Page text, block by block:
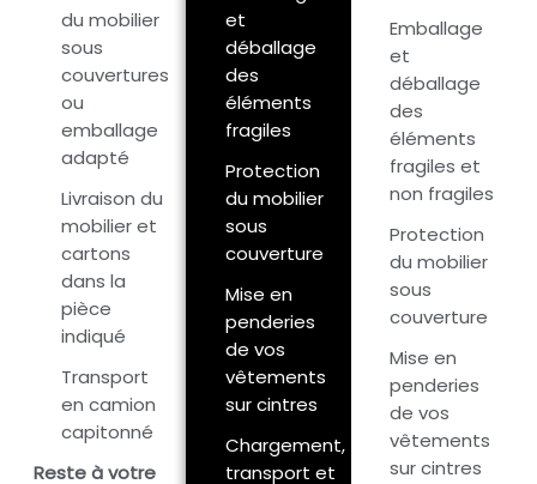
du mobilier
sous
couvertures
ou
emballage
adapté
Livraison du
mobilier et
cartons
dans la
pièce
indiqué
Transport
en camion
capitonné
Reste à votre
et
déballage
des
éléments
fragiles
Protection
du mobilier
sous
couverture
Mise en
penderies
de vos
vêtements
sur cintres
Chargement,
transport et
Emballage
et
déballage
des
éléments
fragiles et
non fragiles
Protection
du mobilier
sous
couverture
Mise en
penderies
de vos
vêtements
sur cintres